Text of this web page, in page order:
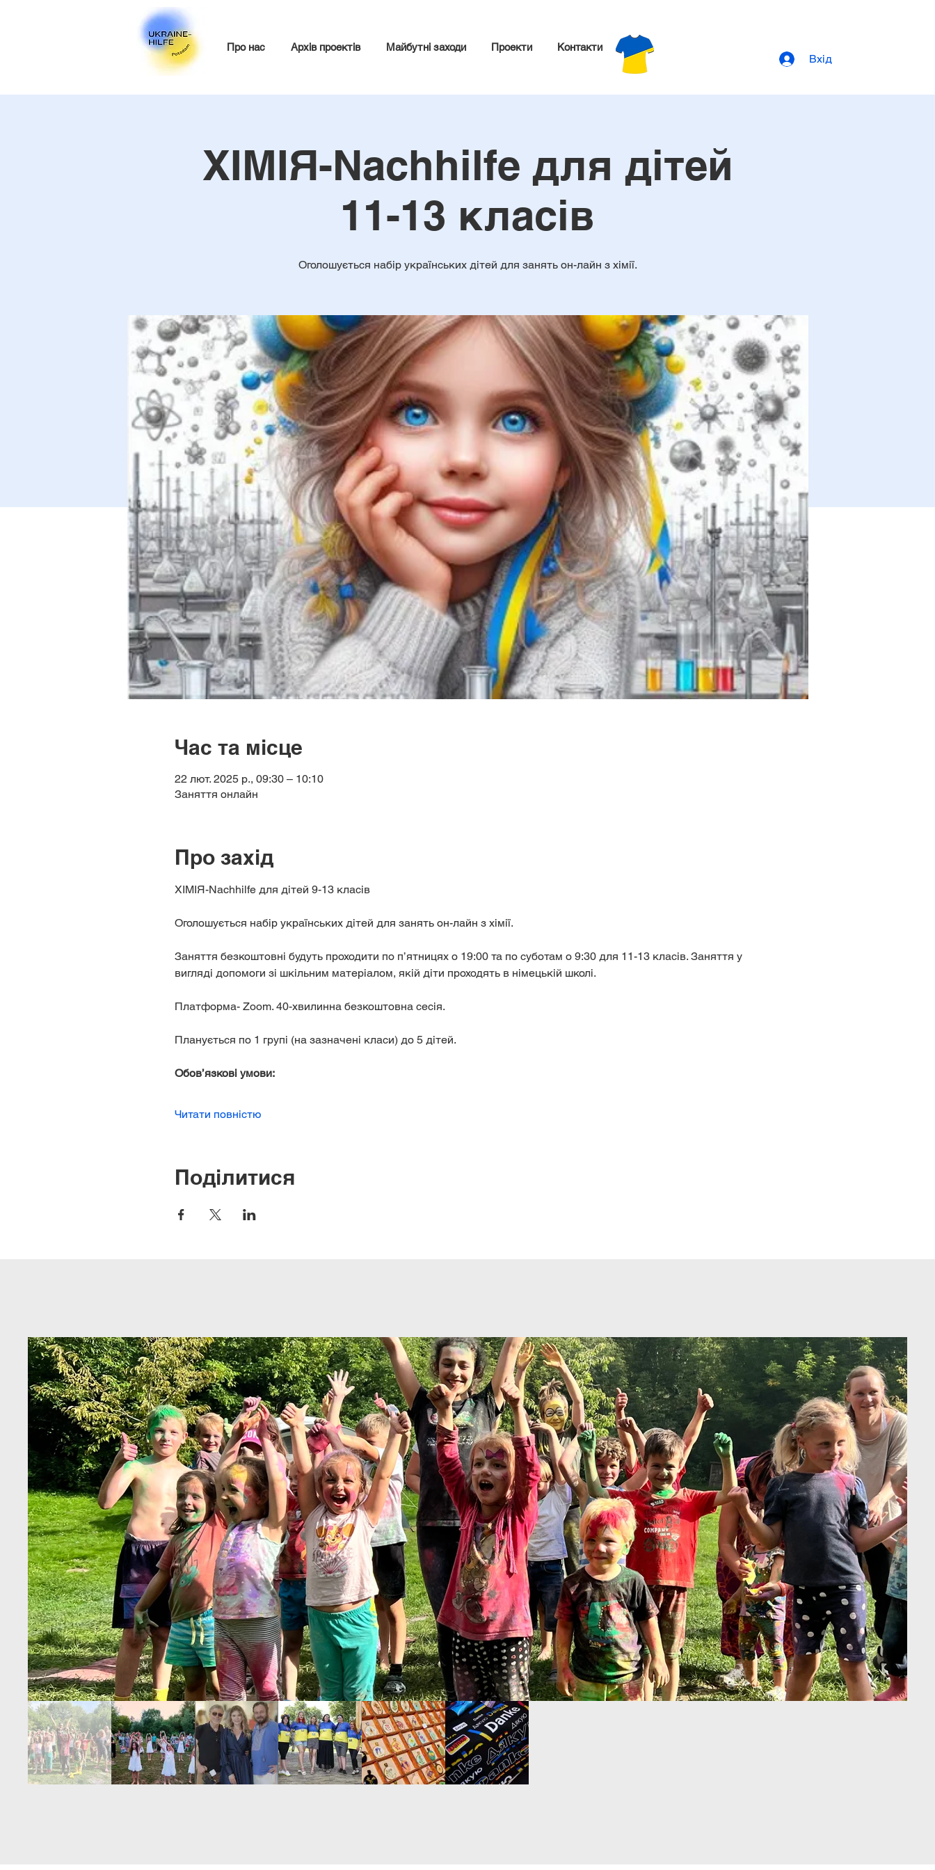
Про нас Архів проектів Майбутні заходи Проекти Контакти
Вхід
ХІМІЯ-Nachhilfe для дітей
11-13 класів
Оголошується набір українських дітей для занять он-лайн з хімії.
Час та місце
22 лют. 2025 р., 09:30 – 10:10
Заняття онлайн
Про захід
ХІМІЯ-Nachhilfe для дітей 9-13 класів
Оголошується набір українських дітей для занять он-лайн з хімії.
Заняття безкоштовні будуть проходити по п’ятницях о 19:00 та по суботам о 9:30 для 11-13 класів. Заняття у
вигляді допомоги зі шкільним матеріалом, якій діти проходять в німецькій школі.
Платформа- Zoom. 40-хвилинна безкоштовна сесія.
Планується по 1 групі (на зазначені класи) до 5 дітей.
Обов’язкові умови:
Читати повністю
Поділитися